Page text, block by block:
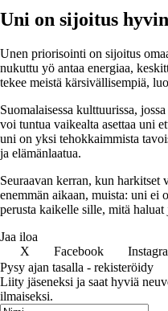
Uni on sijoitus
Unen priorisointi on sijoitus
nukuttu yö antaa energiaa,
tekee meistä kärsivällisempiä,
Suomalaisessa kulttuurissa,
voi tuntua vaikealta asettaa uni
uni on yksi tehokkaimmista
ja elämänlaatua.
Seuraavan kerran, kun harkitset
enemmän aikaan, muista: uni ei
perusta kaikelle sille, mitä haluat
Jaa iloa
X
Facebook
Pysy ajan tasalla - rekisteröidy
Liity jäseneksi ja saat hyviä
ilmaiseksi.